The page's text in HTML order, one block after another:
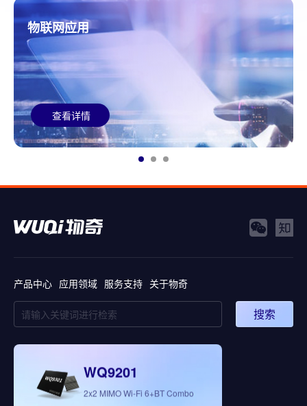
物联网应用
查看详情
产品中心 应用领域 服务支持 关于物奇
搜索
WQ9201
2x2 MIMO Wi-Fi 6+BT Combo